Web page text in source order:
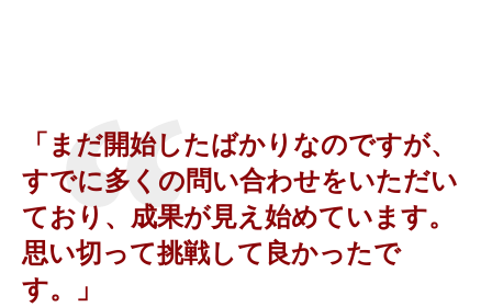
「まだ開始したばかりなのですが、
すでに多くの問い合わせをいただい
ており、成果が見え始めています。
思い切って挑戦して良かったで
す。」